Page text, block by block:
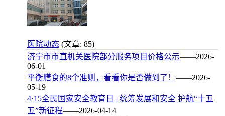
医院动态 (文章: 85)
济宁市市直机关医院部分服务项目价格公示——2026-
06-01
平衡膳食的8个准则，看看你是否做到了！ ——2026-
05-19
4·15全民国家安全教育日 | 统筹发展和安全 护航“十五
五”新征程——2026-04-14